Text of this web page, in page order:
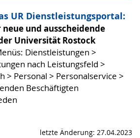
UR Dienstleistungsportal:
und ausscheidende
Universität Rostock
Dienstleistungen >
nach Leistungsfeld >
> Personal > Personalservice >
Beschäftigten
letzte Änderung: 27.04.2023